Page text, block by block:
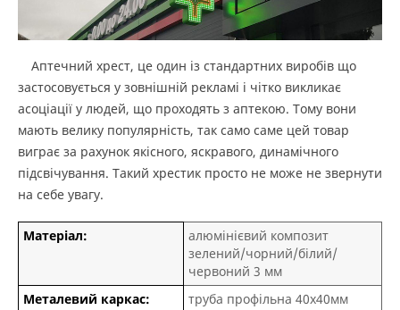
Аптечний хрест, це один із стандартних виробів що
застосовується у зовнішній рекламі і чітко викликає
асоціації у людей, що проходять з аптекою. Тому вони
мають велику популярність, так само саме цей товар
виграє за рахунок якісного, яскравого, динамічного
підсвічування. Такий хрестик просто не може не звернути
на себе увагу.
Матеріал:
алюмінієвий композит
зелений/чорний/білий/
червоний 3 мм
Металевий каркас:
труба профільна 40х40мм